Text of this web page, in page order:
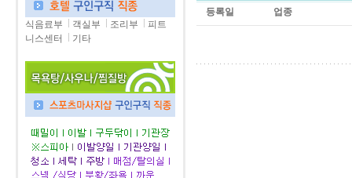
식음료부 객실부 조리부
피트
니스센터
기타
등록일 업종